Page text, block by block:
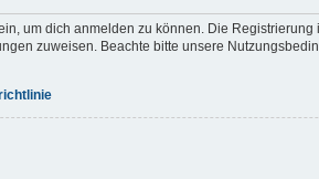
um dich anmelden zu können. Die
zuweisen. Beachte bitte unsere